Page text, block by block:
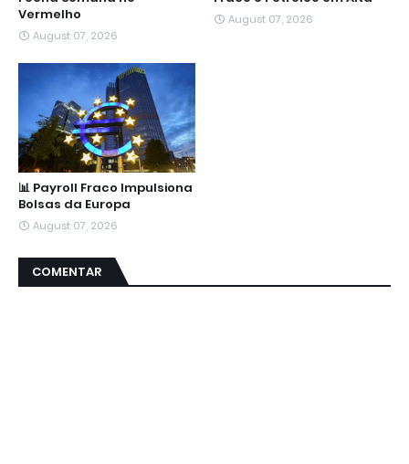
Vermelho
August 07, 2026
August 07, 2026
📊 Payroll Fraco Impulsiona
Bolsas da Europa
August 07, 2026
COMENTAR